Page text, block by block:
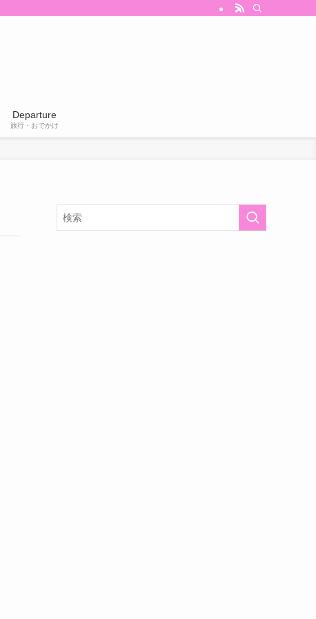
Departure
旅行・おでかけ